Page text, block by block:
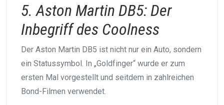
5. Aston Martin DB5: Der
Inbegriff des Coolness
Der Aston Martin DB5 ist nicht nur ein Auto, sondern
ein Statussymbol. In „Goldfinger“ wurde er zum
ersten Mal vorgestellt und seitdem in zahlreichen
Bond-Filmen verwendet.